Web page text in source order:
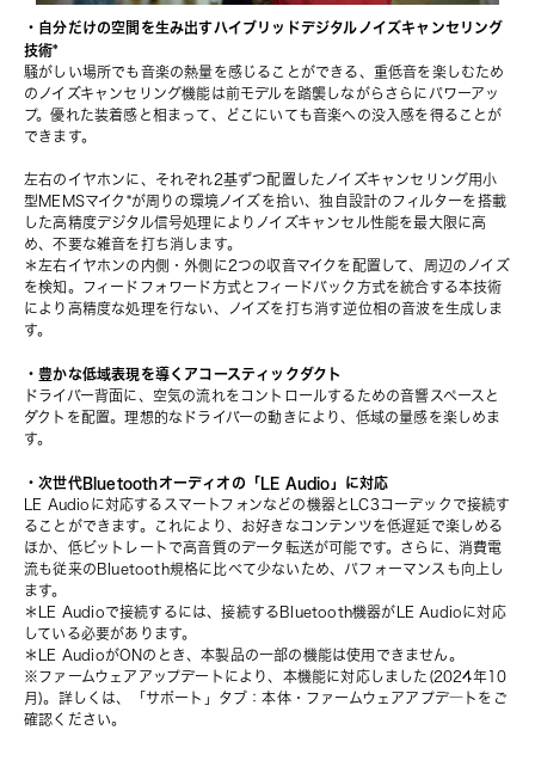
・自分だけの空間を生み出すハイブリッドデジタルノイズキャンセリング
技術*
騒がしい場所でも音楽の熱量を感じることができる、重低音を楽しむため
のノイズキャンセリング機能は前モデルを踏襲しながらさらにパワーアッ
プ。優れた装着感と相まって、どこにいても音楽への没入感を得ることが
できます。
左右のイヤホンに、それぞれ2基ずつ配置したノイズキャンセリング用小
型MEMSマイク*が周りの環境ノイズを拾い、独自設計のフィルターを搭載
した高精度デジタル信号処理によりノイズキャンセル性能を最大限に高
め、不要な雑音を打ち消します。
＊左右イヤホンの内側・外側に2つの収⾳マイクを配置して、周辺のノイズ
を検知。フィードフォワード⽅式とフィードバック⽅式を統合する本技術
により⾼精度な処理を⾏ない、ノイズを打ち消す逆位相の⾳波を⽣成しま
す。
・豊かな低域表現を導くアコースティックダクト
ドライバー背面に、空気の流れをコントロールするための音響スペースと
ダクトを配置。理想的なドライバーの動きにより、低域の量感を楽しめま
す。
・次世代Bluetoothオーディオの「LE Audio」に対応
LE Audioに対応するスマートフォンなどの機器とLC3コーデックで接続す
ることができます。これにより、お好きなコンテンツを低遅延で楽しめる
ほか、低ビットレートで高音質のデータ転送が可能です。さらに、消費電
流も従来のBluetooth規格に比べて少ないため、パフォーマンスも向上し
ます。
＊LE Audioで接続するには、接続するBluetooth機器がLE Audioに対応
している必要があります。
＊LE AudioがONのとき、本製品の一部の機能は使用できません。
※ファームウェアアップデートにより、本機能に対応しました(2024年10
月)。詳しくは、「サポート」タブ：本体・ファームウェアアプデ―トをご
確認ください。